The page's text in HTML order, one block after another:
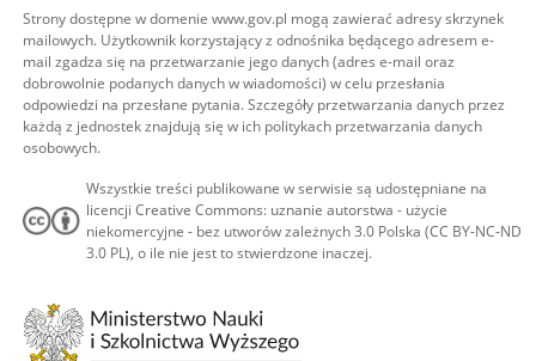
Strony dostępne w domenie www.gov.pl mogą zawierać adresy skrzynek
mailowych. Użytkownik korzystający z odnośnika będącego adresem e-
mail zgadza się na przetwarzanie jego danych (adres e-mail oraz
dobrowolnie podanych danych w wiadomości) w celu przesłania
odpowiedzi na przesłane pytania. Szczegóły przetwarzania danych przez
każdą z jednostek znajdują się w ich politykach przetwarzania danych
osobowych.
Wszystkie treści publikowane w serwisie są udostępniane na
licencji Creative Commons: uznanie autorstwa - użycie
niekomercyjne - bez utworów zależnych 3.0 Polska (CC BY-NC-ND
3.0 PL), o ile nie jest to stwierdzone inaczej.